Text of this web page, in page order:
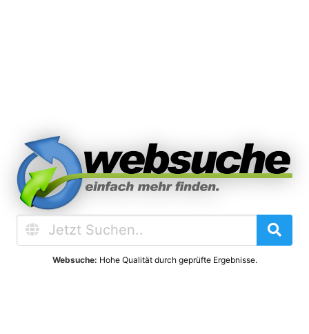
Websuche: Hohe Qualität durch geprüfte Ergebnisse.